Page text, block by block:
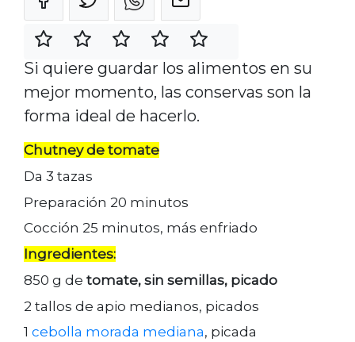
Si quiere guardar los alimentos en su
mejor momento, las conservas son la
forma ideal de hacerlo.
Chutney de tomate
Da 3 tazas
Preparación 20 minutos
Cocción 25 minutos, más enfriado
Ingredientes:
850 g de tomate, sin semillas, picado
2 tallos de apio medianos, picados
1 cebolla morada mediana, picada